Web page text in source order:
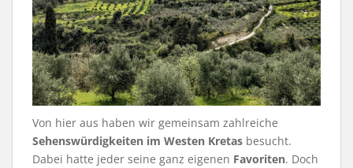
Von hier aus haben wir gemeinsam zahlreiche
Sehenswürdigkeiten im Westen Kretas besucht.
Dabei hatte jeder seine ganz eigenen Favoriten. Doch